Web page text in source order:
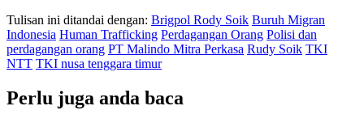
Tulisan ini ditandai dengan: Brigpol Rody Soik Buruh Migran
Indonesia Human Trafficking Perdagangan Orang Polisi dan
perdagangan orang PT Malindo Mitra Perkasa Rudy Soik TKI
NTT TKI nusa tenggara timur
Perlu juga anda baca